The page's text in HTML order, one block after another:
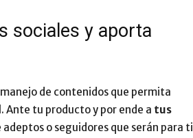
sociales y aporta
de contenidos que permita
Ante tu producto y por ende a tus
o seguidores que serán para ti